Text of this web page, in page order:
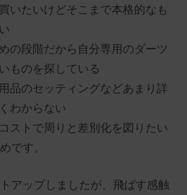
いたいけどそこまで本格的なも
の段階だから自分専用のダーツ
ものを探している
品のセッティングなどあまり詳
わからない
ストで周りと差別化を図りたい
です。
アップしましたが、飛ばす感触